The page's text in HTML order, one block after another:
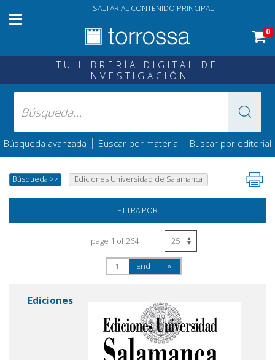
SALTAR AL CONTENIDO PRINCIPAL
0
TU LIBRERÍA DIGITAL DE
INVESTIGACIÓN
Búsqueda avanzada | Buscar por materia | Buscar por editorial
Búsqueda >> Ediciones Universidad de Salamanca
FILTRA POR
page 1 of 264
1 End »
Ediciones